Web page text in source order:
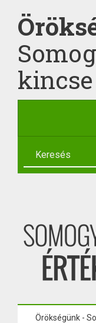
kincse
Örökségünk -